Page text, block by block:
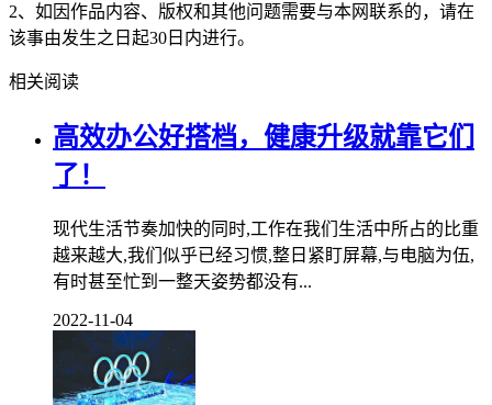
2、如因作品内容、版权和其他问题需要与本网联系的，请在
该事由发生之日起30日内进行。
相关阅读
高效办公好搭档，健康升级就靠它们
了！
现代生活节奏加快的同时,工作在我们生活中所占的比重
越来越大,我们似乎已经习惯,整日紧盯屏幕,与电脑为伍,
有时甚至忙到一整天姿势都没有...
2022-11-04